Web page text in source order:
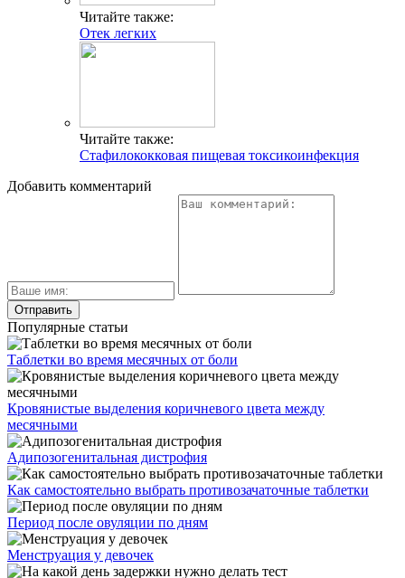
Читайте также:
Отек легких
Читайте также:
Стафилококковая пищевая токсикоинфекция
Добавить комментарий
Популярные статьи
Таблетки во время месячных от боли
Кровянистые выделения коричневого цвета между
месячными
Адипозогенитальная дистрофия
Как самостоятельно выбрать противозачаточные таблетки
Период после овуляции по дням
Менструация у девочек